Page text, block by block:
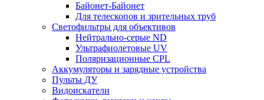
Байонет-Байонет
Для телескопов и зрительных труб
Светофильтры для объективов
Нейтрально-серые ND
Ультрафиолетовые UV
Поляризационные CPL
Аккумуляторы и зарядные устройства
Пульты ДУ
Видоискатели